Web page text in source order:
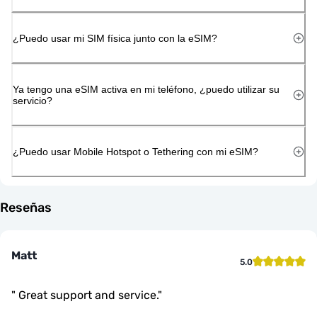
¿Puedo usar mi SIM física junto con la eSIM?
Ya tengo una eSIM activa en mi teléfono, ¿puedo utilizar su
servicio?
¿Puedo usar Mobile Hotspot o Tethering con mi eSIM?
Reseñas
Matt 5.0
" Great support and service."